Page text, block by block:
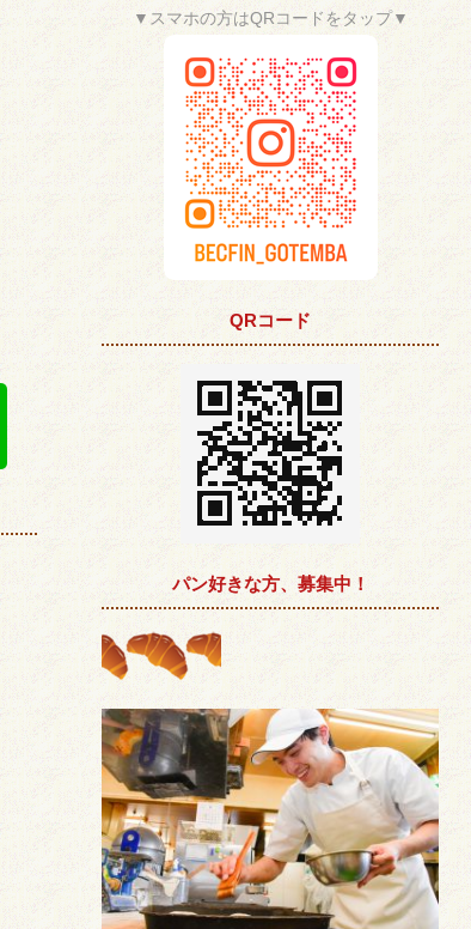
▼スマホの方はQRコードをタップ▼
QRコード
パン好きな方、募集中！